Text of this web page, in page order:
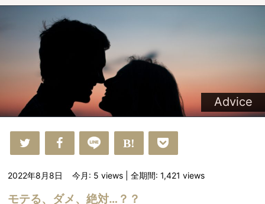
Advice
2022年8月8日 今月: 5views | 全期間: 1,421views
モテる、ダメ、絶対…？？